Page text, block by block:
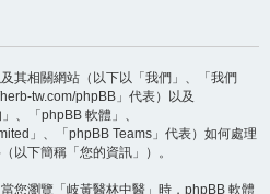
其相關網站（以下以「我們」、「我們
tw.com/phpBB」代表）以及
、「phpBB 軟體」、
」、「phpBB Teams」代表）如何處理
以下簡稱「您的資訊」）。
您瀏覽「岐黃醫林中醫」時，phpBB 軟體